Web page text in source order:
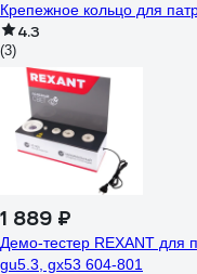
Крепежное кольцо для
4.3
(3)
1 889 ₽
Демо-тестер REXANT для
gu5.3, gx53 604-801